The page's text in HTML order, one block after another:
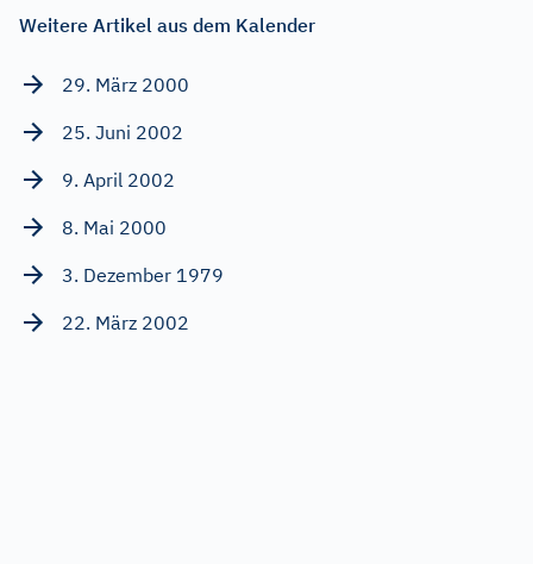
Weitere Artikel aus dem Kalender
29. März 2000
25. Juni 2002
9. April 2002
8. Mai 2000
3. Dezember 1979
22. März 2002